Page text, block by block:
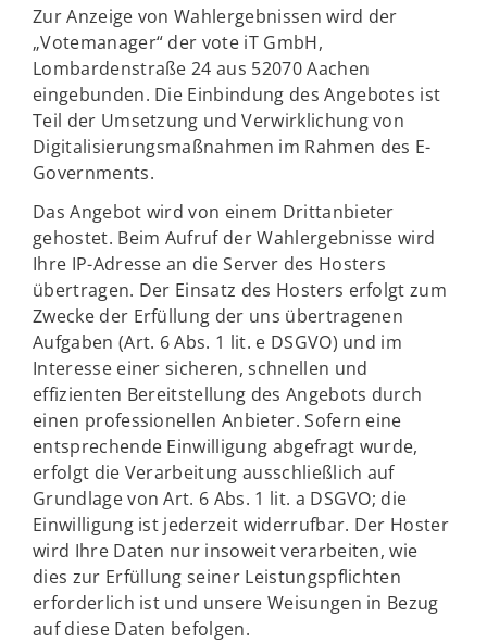
Zur Anzeige von Wahlergebnissen wird der
„Votemanager“ der vote iT GmbH,
Lombardenstraße 24 aus 52070 Aachen
eingebunden. Die Einbindung des Angebotes ist
Teil der Umsetzung und Verwirklichung von
Digitalisierungsmaßnahmen im Rahmen des E-
Governments.
Das Angebot wird von einem Drittanbieter
gehostet. Beim Aufruf der Wahlergebnisse wird
Ihre IP-Adresse an die Server des Hosters
übertragen. Der Einsatz des Hosters erfolgt zum
Zwecke der Erfüllung der uns übertragenen
Aufgaben (Art. 6 Abs. 1 lit. e DSGVO) und im
Interesse einer sicheren, schnellen und
effizienten Bereitstellung des Angebots durch
einen professionellen Anbieter. Sofern eine
entsprechende Einwilligung abgefragt wurde,
erfolgt die Verarbeitung ausschließlich auf
Grundlage von Art. 6 Abs. 1 lit. a DSGVO; die
Einwilligung ist jederzeit widerrufbar. Der Hoster
wird Ihre Daten nur insoweit verarbeiten, wie
dies zur Erfüllung seiner Leistungspflichten
erforderlich ist und unsere Weisungen in Bezug
auf diese Daten befolgen.